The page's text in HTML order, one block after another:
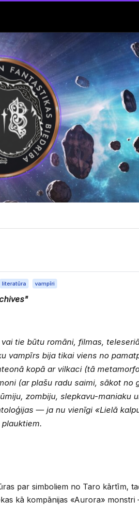
literatūra vampīri
tie būtu romāni, filmas,
vampīrs bija tikai viens no
kopā ar vilkaci (tā
(ar plašu radu saimi, sākot no
zombiju, slepkavu-maniaku
— ja nu vienīgi «Lielā
par simboliem no Taro kārtīm,
kā kompānijas «Aurora»